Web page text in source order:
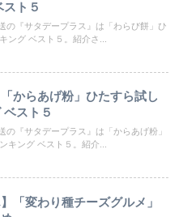
スト５
の『サタデープラス』は「わらび餅」ひ
ング ベスト５。紹介さ...
「からあげ粉」ひたすら試し
スト５
の『サタデープラス』は「からあげ粉」
キング ベスト５。紹介...
「変わり種チーズグルメ」